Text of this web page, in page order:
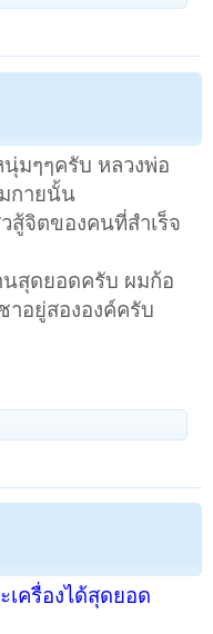
มๆๆครับ หลวงพ่อ
กายนั้น
สู้จิตของคนที่สำเร็จ
นสุดยอดครับ ผมก้อ
อยู่สององค์ครับ
เครื่องได้สุดยอด